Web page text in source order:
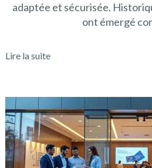
adaptée et sécurisée.
ont émergé
Lire la suite